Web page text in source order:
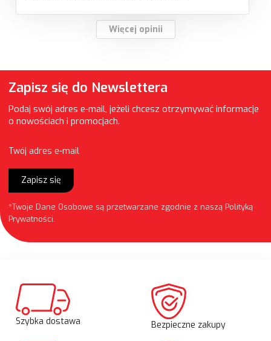
Więcej opinii
Zapisz się do Newslettera
Podaj swój adres e-mail, jeżeli chcesz otrzymywać informacje
o nowościach i promocjach.
Twój adres e-mail
Zapisz się
*Twoje Dane Osobowe są przetwarzane zgodnie z naszą Polityką
Prywatności.
Szybka dostawa Bezpieczne zakupy